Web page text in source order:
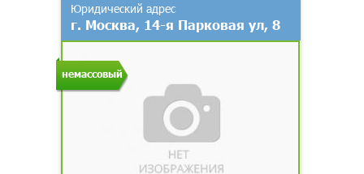
немассовый
Юридический адрес
г. Москва, 14-я Парковая ул, 8